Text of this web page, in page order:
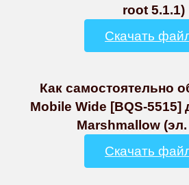
root 5.1.1)
Скачать
Как самостоятельно
Mobile Wide [BQS-5515]
Marshmallow (эл.
Скачать